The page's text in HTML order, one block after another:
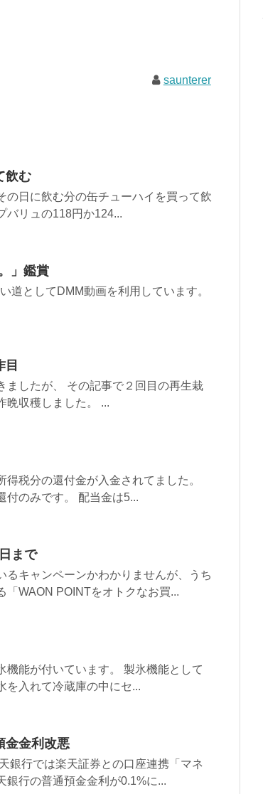
saunterer
飲む
の日に飲む分の缶チューハイを買って飲
バリュの118円か124...
」鑑賞
道としてDMM動画を利用しています。
ましたが、 その記事で２回目の再生栽
晩収穫しました。 ...
税分の還付金が入金されてました。
付のみです。 配当金は5...
まで
るキャンペーンかわかりませんが、うち
WAON POINTをオトクなお買...
機能が付いています。 製氷機能として
を入れて冷蔵庫の中にセ...
金金利改悪
銀行では楽天証券との口座連携「マネ
銀行の普通預金金利が0.1%に...